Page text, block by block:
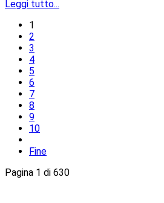
Leggi tutto...
1
2
3
4
5
6
7
8
9
10
Fine
Pagina 1 di 630